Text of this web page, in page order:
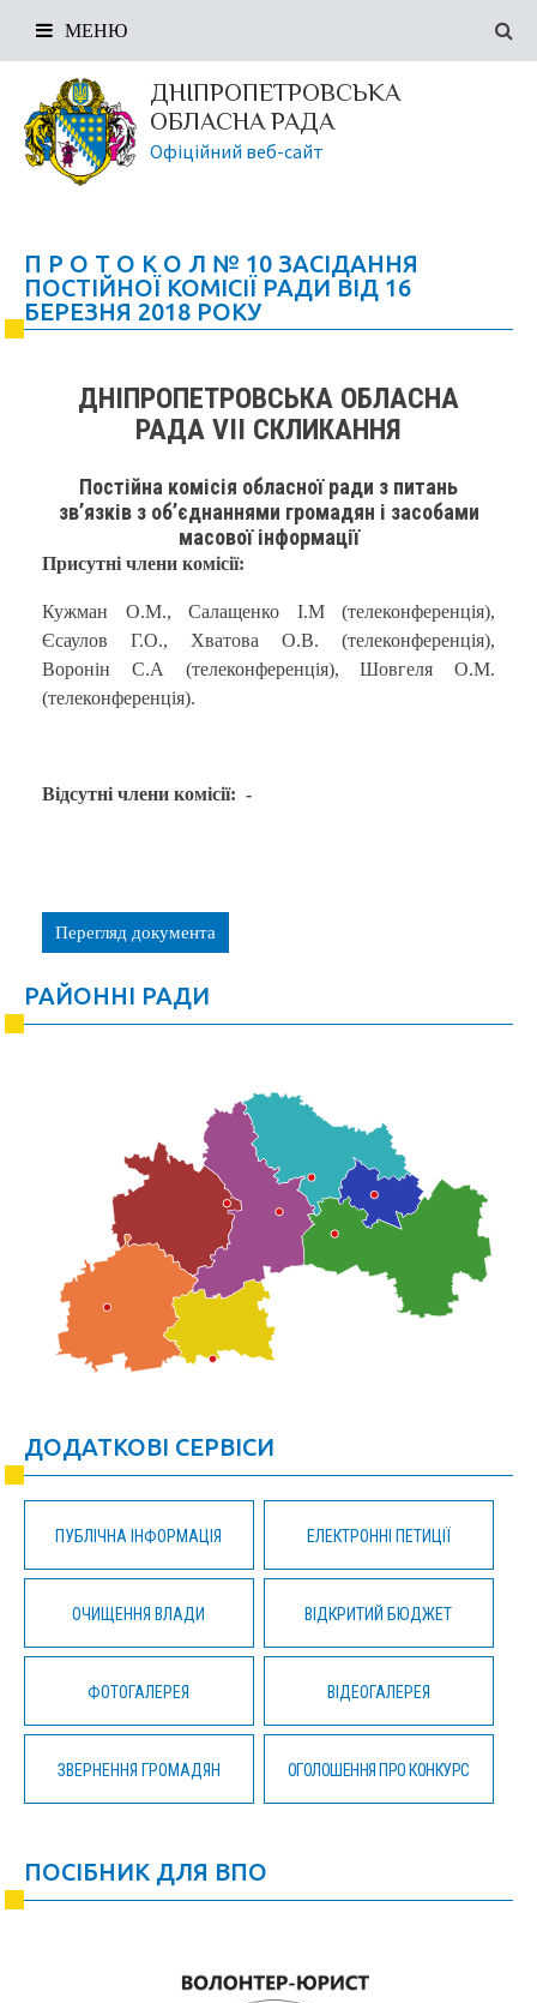
ДНІПРОПЕТРОВСЬКА
ОБЛАСНА РАДА
Офіційний веб-сайт
МЕНЮ
П Р О Т О К О Л № 10 ЗАСІДАННЯ
ПОСТІЙНОЇ КОМІСІЇ РАДИ ВІД 16
БЕРЕЗНЯ 2018 РОКУ
ДНІПРОПЕТРОВСЬКА ОБЛАСНА
РАДА VIІ СКЛИКАННЯ
Постійна комісія обласної ради з питань
зв’язків з об’єднаннями громадян і засобами
масової інформації
Присутні члени комісії:
Кужман О.М., Салащенко І.М (телеконференція),
Єсаулов Г.О., Хватова О.В. (телеконференція),
Воронін С.А (телеконференція), Шовгеля О.М.
(телеконференція).
Відсутні члени комісії: -
Перегляд документа
РАЙОННІ РАДИ
ДОДАТКОВІ СЕРВІСИ
ПУБЛІЧНА ІНФОРМАЦІЯ ЕЛЕКТРОННІ ПЕТИЦІЇ
ОЧИЩЕННЯ ВЛАДИ ВІДКРИТИЙ БЮДЖЕТ
ФОТОГАЛЕРЕЯ ВІДЕОГАЛЕРЕЯ
ЗВЕРНЕННЯ ГРОМАДЯН ОГОЛОШЕННЯ ПРО КОНКУРС
ПОСІБНИК ДЛЯ ВПО